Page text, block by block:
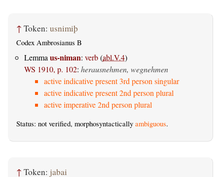
↑ Token: usnimiþ
Codex Ambrosianus B
Lemmaus-niman: verb(abl.V.4)
WS 1910, p. 102: herausnehmen, wegnehmen
active indicative present 3rd person singular
active indicative present 2nd person plural
active imperative 2nd person plural
Status: not verified, morphosyntactically ambiguous.
↑ Token: jabai